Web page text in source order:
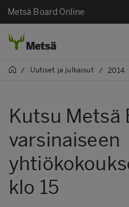
Metsä Board Online
/ Uutiset ja julkaisut / 2014
Kutsu Metsä
varsinaiseen
klo 15